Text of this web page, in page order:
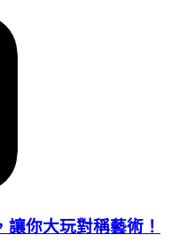
讓你大玩對稱藝術！